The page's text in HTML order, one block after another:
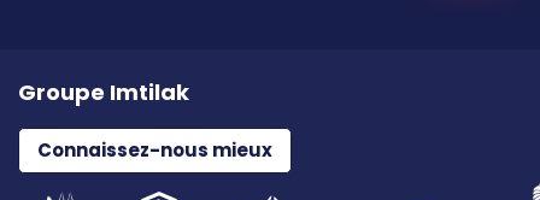
Groupe Imtilak
Connaissez-nous mieux